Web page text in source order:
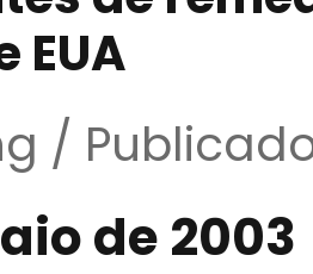
EUA
/
de 2003